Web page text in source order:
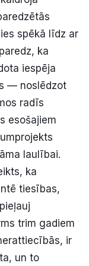
spēkā līdz ar
ka
iespēja
— noslēdzot
radīs
esošajiem
laulībai.
ka
tiesības,
trim gadiem
ir
un to